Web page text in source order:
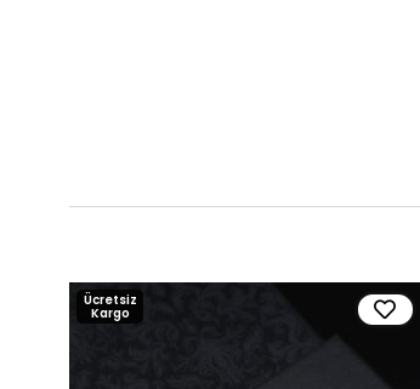
Ücretsiz
Kargo